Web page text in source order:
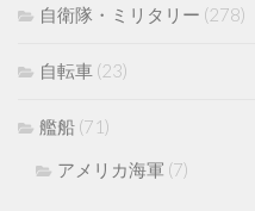
自衛隊・ミリタリー (278)
自転車 (23)
艦船 (71)
アメリカ海軍 (7)